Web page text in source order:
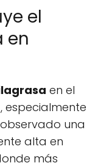
el
en
en el
especialmente
una
alta en
más